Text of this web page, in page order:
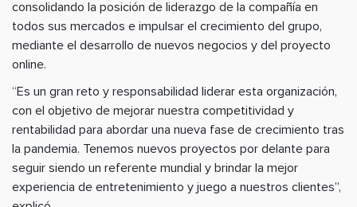
consolidando la posición de liderazgo de la compañía en
todos sus mercados e impulsar el crecimiento del grupo,
mediante el desarrollo de nuevos negocios y del proyecto
online.
“Es un gran reto y responsabilidad liderar esta organización,
con el objetivo de mejorar nuestra competitividad y
rentabilidad para abordar una nueva fase de crecimiento tras
la pandemia. Tenemos nuevos proyectos por delante para
seguir siendo un referente mundial y brindar la mejor
experiencia de entretenimiento y juego a nuestros clientes”,